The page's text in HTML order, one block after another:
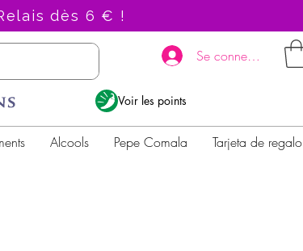
dès 6 € !
Se connecter
Voir les points
Alcools Pepe Comala Tarjeta de regalo